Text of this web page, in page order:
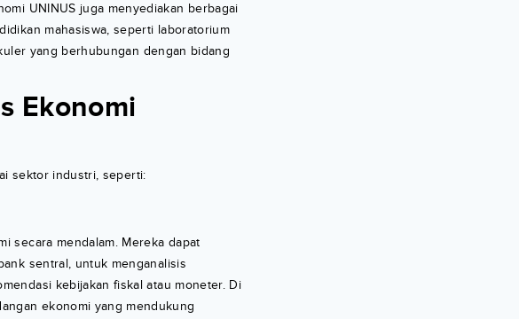
UNINUS juga menyediakan berbagai
mahasiswa, seperti laboratorium
yang berhubungan dengan bidang
Ekonomi
sektor industri, seperti:
secara mendalam. Mereka dapat
sentral, untuk menganalisis
kebijakan fiskal atau moneter. Di
ekonomi yang mendukung